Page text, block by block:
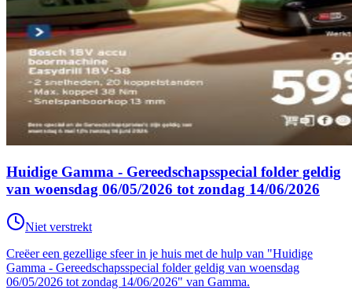
Huidige Gamma - Gereedschapsspecial folder geldig
van woensdag 06/05/2026 tot zondag 14/06/2026
Niet verstrekt
Creëer een gezellige sfeer in je huis met de hulp van "Huidige
Gamma - Gereedschapsspecial folder geldig van woensdag
06/05/2026 tot zondag 14/06/2026" van Gamma.